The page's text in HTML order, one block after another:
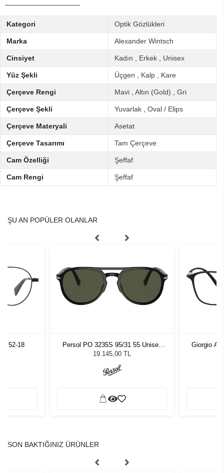
Kategori Optik Gözlükleri
Marka Alexander Wintsch
Cinsiyet Kadın Erkek Unisex
Yüz Şekli Üçgen Kalp Kare
Çerçeve Rengi Mavi Altın (Gold) Gri
Çerçeve Şekli Yuvarlak Oval / Elips
Çerçeve Materyali Asetat
Çerçeve Tasarımı Tam Çerçeve
Cam Özelliği Şeffaf
Cam Rengi Şeffaf
ŞU AN POPÜLER OLANLAR
52-18
Persol PO 3235S 95/31 55 Unisex
Güneş Gözlüğü
19.145,00 TL
Giorgio
SON BAKTIĞINIZ ÜRÜNLER